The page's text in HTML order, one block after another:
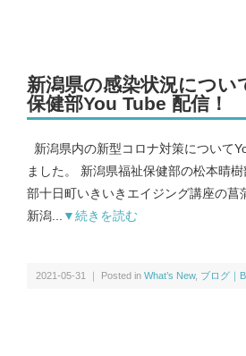
社会疫学研究｜Social
現在進行中の調査・研究｜
論文｜
新潟県の感染状況につい
保健部You Tube 配信！
新潟県内の新型コロナ対策について
ました。 新潟県福祉保健部の松本晴
部十日町いきいきエイジング講座の菖
新潟...
▼続きを読む
2021-05-31 ｜ Posted in What’s New, ブログ｜